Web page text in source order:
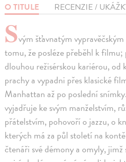
O TITULE RECENZIE /
Svým šťavnatým
tomu, že posléze přeběhl k filmu;
dlouhou režisérskou kariérou,
prachy a vypadni přes klasické
Manhattan až po poslední
vyjadřuje ke svým manželstvím,
přátelstvím, pohovoří o jazzu, o
kterých má za půl století na
čtenáři své démony a omyly,